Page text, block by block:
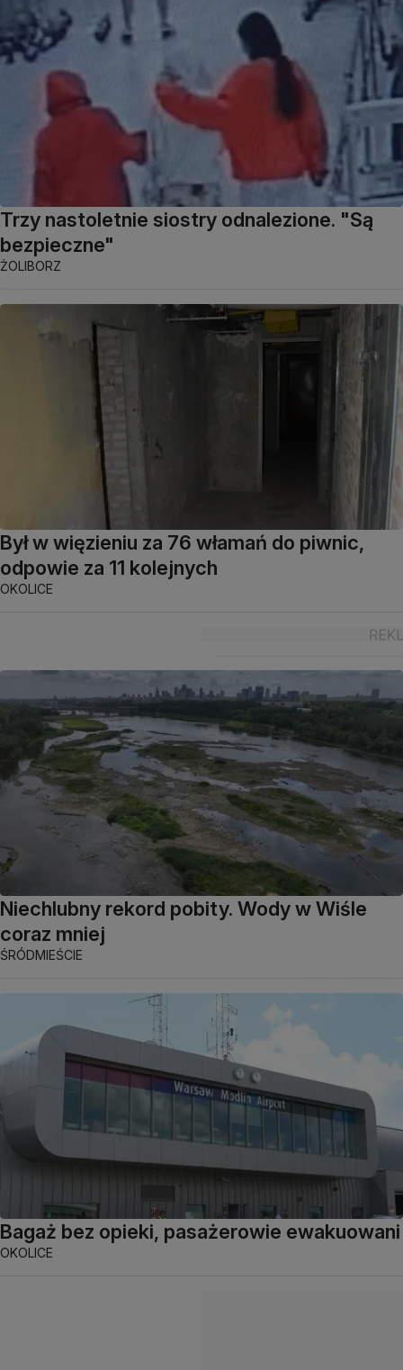
Trzy nastoletnie siostry odnalezione. "Są
bezpieczne"
ŻOLIBORZ
Był w więzieniu za 76 włamań do piwnic,
odpowie za 11 kolejnych
OKOLICE
Niechlubny rekord pobity. Wody w Wiśle
coraz mniej
ŚRÓDMIEŚCIE
Bagaż bez opieki, pasażerowie ewakuowani
OKOLICE